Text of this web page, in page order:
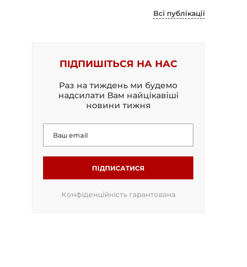
Всі публікації
ПІДПИШІТЬСЯ НА НАС
Раз на тиждень ми будемо
надсилати Вам найцікавіші
новини тижня
ПІДПИСАТИСЯ
Конфіденційність гарантована